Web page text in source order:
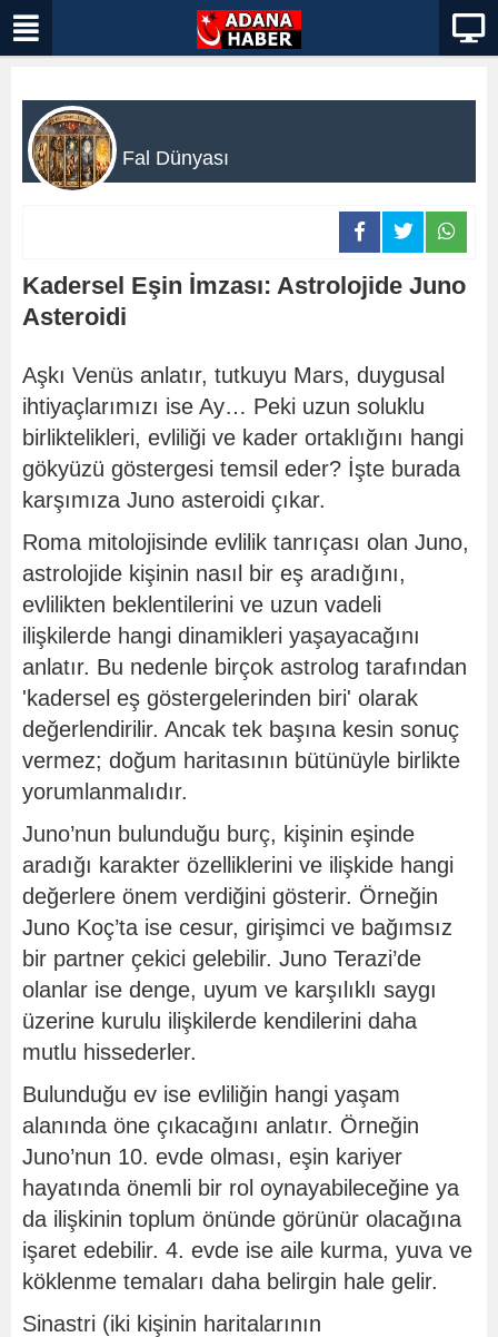
Fal Dünyası
Kadersel Eşin İmzası: Astrolojide Juno
Asteroidi
Aşkı Venüs anlatır, tutkuyu Mars, duygusal
ihtiyaçlarımızı ise Ay… Peki uzun soluklu
birliktelikleri, evliliği ve kader ortaklığını hangi
gökyüzü göstergesi temsil eder? İşte burada
karşımıza Juno asteroidi çıkar.
Roma mitolojisinde evlilik tanrıçası olan Juno,
astrolojide kişinin nasıl bir eş aradığını,
evlilikten beklentilerini ve uzun vadeli
ilişkilerde hangi dinamikleri yaşayacağını
anlatır. Bu nedenle birçok astrolog tarafından
'kadersel eş göstergelerinden biri' olarak
değerlendirilir. Ancak tek başına kesin sonuç
vermez; doğum haritasının bütünüyle birlikte
yorumlanmalıdır.
Juno’nun bulunduğu burç, kişinin eşinde
aradığı karakter özelliklerini ve ilişkide hangi
değerlere önem verdiğini gösterir. Örneğin
Juno Koç’ta ise cesur, girişimci ve bağımsız
bir partner çekici gelebilir. Juno Terazi’de
olanlar ise denge, uyum ve karşılıklı saygı
üzerine kurulu ilişkilerde kendilerini daha
mutlu hissederler.
Bulunduğu ev ise evliliğin hangi yaşam
alanında öne çıkacağını anlatır. Örneğin
Juno’nun 10. evde olması, eşin kariyer
hayatında önemli bir rol oynayabileceğine ya
da ilişkinin toplum önünde görünür olacağına
işaret edebilir. 4. evde ise aile kurma, yuva ve
köklenme temaları daha belirgin hale gelir.
Sinastri (iki kişinin haritalarının